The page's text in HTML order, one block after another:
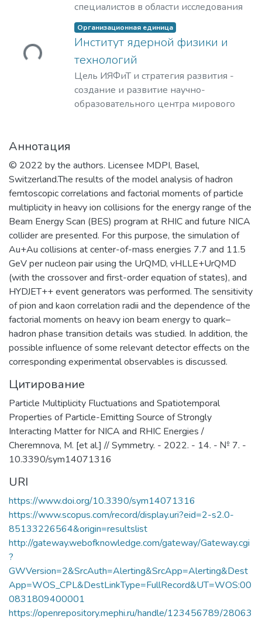
специалистов в области исследования
физических принципов,
проектирования и разработки
технологий создания компонентной
базы электроники гражданского и
специального назначения, а также
построения современных приборов на
её основе.
наноструктурных материалов и
устройств электроники, спинтроники,
фотоники, а также создание
эффективной инновационной среды в
области СВЧ-электронной и
радиационно-стойкой компонентной
базы, источников ТГц излучения,
ионно-кластерных технологий
материалов.​
Организационная единица
Институт ядерной физики и
технологий
Цель ИЯФиТ и стратегия развития -
создание и развитие научно-
образовательного центра мирового
элементарных частиц, астрофизики и
космофизики.
Аннотация
© 2022 by the authors. Licensee MDPI, Basel,
Switzerland.The results of the model analysis of hadron
femtoscopic correlations and factorial moments of particle
multiplicity in heavy ion collisions for the energy range of the
Beam Energy Scan (BES) program at RHIC and future NICA
collider are presented. For this purpose, the simulation of
Au+Au collisions at center-of-mass energies 7.7 and 11.5
GeV per nucleon pair using the UrQMD, vHLLE+UrQMD
(with the crossover and first-order equation of states), and
HYDJET++ event generators was performed. The sensitivity
of pion and kaon correlation radii and the dependence of the
factorial moments on heavy ion beam energy to quark–
hadron phase transition details was studied. In addition, the
possible influence of some relevant detector effects on the
corresponding experimental observables is discussed.
Цитирование
Particle Multiplicity Fluctuations and Spatiotemporal
Properties of Particle-Emitting Source of Strongly
Interacting Matter for NICA and RHIC Energies /
Cheremnova, M. [et al.] // Symmetry. - 2022. - 14. - № 7. -
10.3390/sym14071316
URI
https://www.doi.org/10.3390/sym14071316
https://www.scopus.com/record/display.uri?eid=2-s2.0-
85133226564&origin=resultslist
http://gateway.webofknowledge.com/gateway/Gateway.cgi
?
GWVersion=2&SrcAuth=Alerting&SrcApp=Alerting&Dest
App=WOS_CPL&DestLinkType=FullRecord&UT=WOS:00
0831809400001
https://openrepository.mephi.ru/handle/123456789/28063